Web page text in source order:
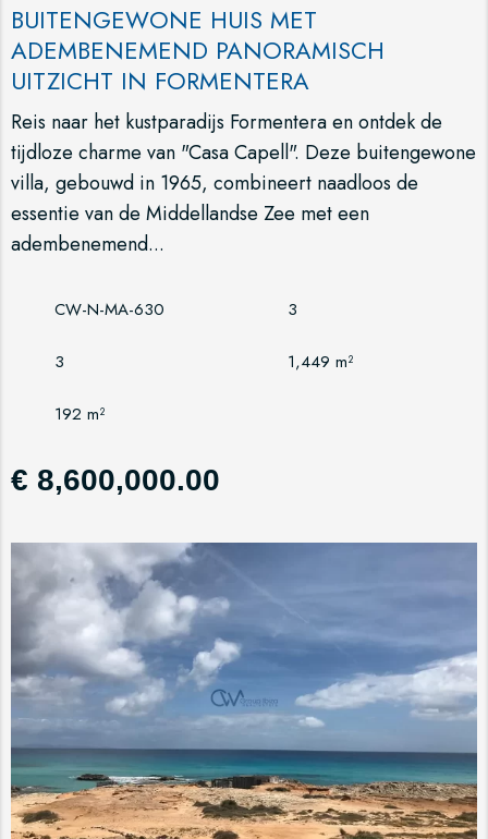
BUITENGEWONE HUIS MET
ADEMBENEMEND PANORAMISCH
UITZICHT IN FORMENTERA
Reis naar het kustparadijs Formentera en ontdek de
tijdloze charme van "Casa Capell". Deze buitengewone
villa, gebouwd in 1965, combineert naadloos de
essentie van de Middellandse Zee met een
adembenemend...
CW-N-MA-630 3
3 1,449 m²
192 m²
€ 8,600,000.00